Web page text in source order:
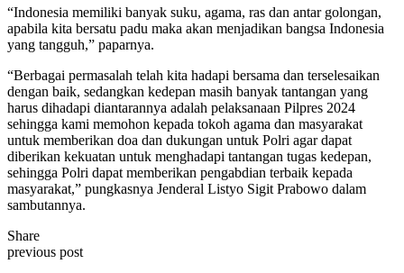
“Indonesia memiliki banyak suku, agama, ras dan antar golongan,
apabila kita bersatu padu maka akan menjadikan bangsa Indonesia
yang tangguh,” paparnya.
“Berbagai permasalah telah kita hadapi bersama dan terselesaikan
dengan baik, sedangkan kedepan masih banyak tantangan yang
harus dihadapi diantarannya adalah pelaksanaan Pilpres 2024
sehingga kami memohon kepada tokoh agama dan masyarakat
untuk memberikan doa dan dukungan untuk Polri agar dapat
diberikan kekuatan untuk menghadapi tantangan tugas kedepan,
sehingga Polri dapat memberikan pengabdian terbaik kepada
masyarakat,” pungkasnya Jenderal Listyo Sigit Prabowo dalam
sambutannya.
Share
previous post